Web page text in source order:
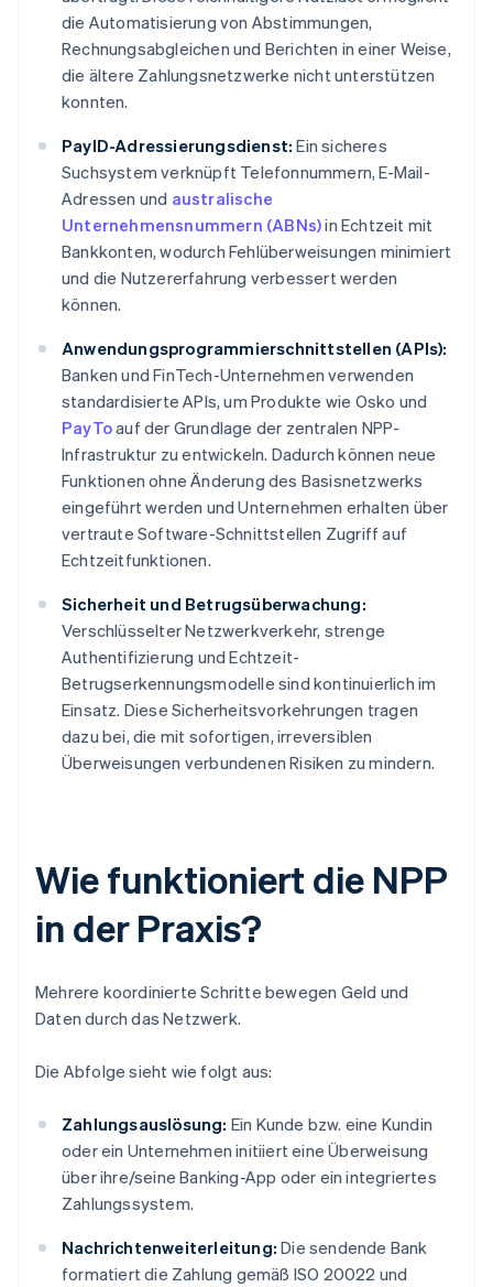
die Automatisierung von Abstimmungen,
Rechnungsabgleichen und Berichten in einer Weise,
die ältere Zahlungsnetzwerke nicht unterstützen
konnten.
PayID-Adressierungsdienst: Ein sicheres
Suchsystem verknüpft Telefonnummern, E-Mail-
Adressen und australische
Unternehmensnummern (ABNs)in Echtzeit mit
Bankkonten, wodurch Fehlüberweisungen minimiert
und die Nutzererfahrung verbessert werden
können.
Anwendungsprogrammierschnittstellen (APIs):
Banken und FinTech-Unternehmen verwenden
standardisierte APIs, um Produkte wie Osko und
PayToauf der Grundlage der zentralen NPP-
Infrastruktur zu entwickeln. Dadurch können neue
Funktionen ohne Änderung des Basisnetzwerks
eingeführt werden und Unternehmen erhalten über
vertraute Software-Schnittstellen Zugriff auf
Echtzeitfunktionen.
Sicherheit und Betrugsüberwachung:
Verschlüsselter Netzwerkverkehr, strenge
Authentifizierung und Echtzeit-
Betrugserkennungsmodelle sind kontinuierlich im
Einsatz. Diese Sicherheitsvorkehrungen tragen
dazu bei, die mit sofortigen, irreversiblen
Überweisungen verbundenen Risiken zu mindern.
Wie funktioniert die NPP
in der Praxis?
Mehrere koordinierte Schritte bewegen Geld und
Daten durch das Netzwerk.
Die Abfolge sieht wie folgt aus:
Zahlungsauslösung: Ein Kunde bzw. eine Kundin
oder ein Unternehmen initiiert eine Überweisung
über ihre/seine Banking-App oder ein integriertes
Zahlungssystem.
Nachrichtenweiterleitung: Die sendende Bank
formatiert die Zahlung gemäß ISO 20022 und